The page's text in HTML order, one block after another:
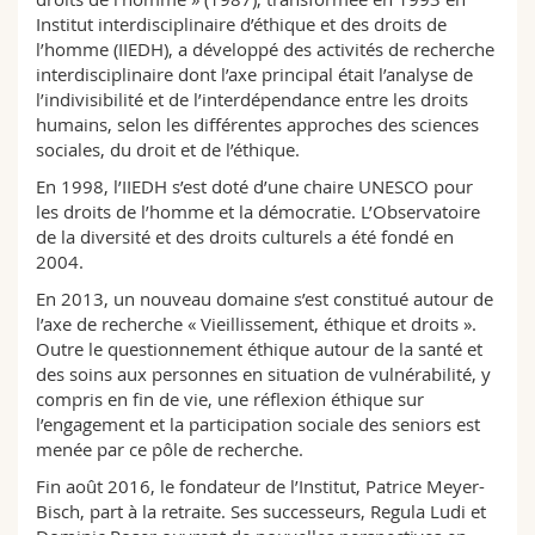
Sciences et médecine
Interfacultaire
Collaborateurs
Doctorants
Webmail
Programme des cours
MyUnifr
Institut interdisciplinaire d’éthique et des droits de
l’homme (IIEDH), a développé des activités de recherche
interdisciplinaire dont l’axe principal était l’analyse de
l’indivisibilité et de l’interdépendance entre les droits
humains, selon les différentes approches des sciences
sociales, du droit et de l’éthique.
En 1998, l’IIEDH s’est doté d’une chaire UNESCO pour
les droits de l’homme et la démocratie. L’Observatoire
de la diversité et des droits culturels a été fondé en
2004.
En 2013, un nouveau domaine s’est constitué autour de
l’axe de recherche « Vieillissement, éthique et droits ».
Outre le questionnement éthique autour de la santé et
des soins aux personnes en situation de vulnérabilité, y
compris en fin de vie, une réflexion éthique sur
l’engagement et la participation sociale des seniors est
menée par ce pôle de recherche.
Fin août 2016, le fondateur de l’Institut, Patrice Meyer-
Bisch, part à la retraite. Ses successeurs, Regula Ludi et